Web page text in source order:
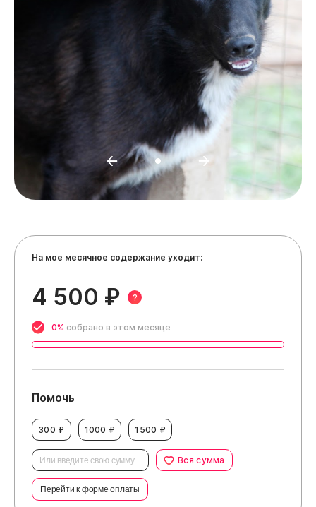
На мое месячное содержание уходит:
4 500 ₽ ?
0% собрано в этом месяце
Помочь
300 ₽ 1000 ₽ 1500 ₽
Вся сумма
Перейти к форме оплаты